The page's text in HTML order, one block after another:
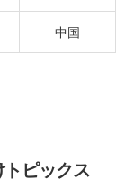
中国
ピックス